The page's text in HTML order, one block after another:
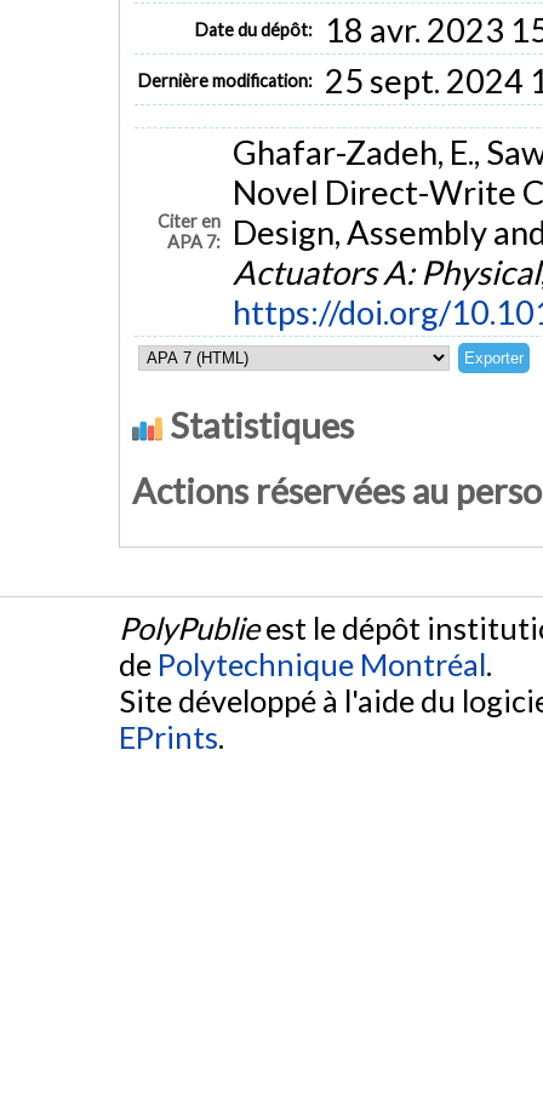
Date du dépôt: 18 avr. 2023
Dernière modification: 25 sept. 2024
Citer en
APA 7:
Ghafar-Zadeh, E.,
Novel Direct-Write
Design, Assembly
Actuators A: Physical
https://doi.org/
Statistiques
Actions réservées au
PolyPublieest le dépôt
de Polytechnique Montréal.
Site développé à l'aide du
EPrints.